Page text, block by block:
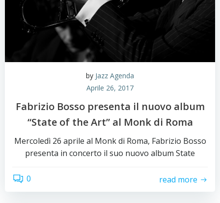
by Jazz Agenda
Aprile 26, 2017
Fabrizio Bosso presenta il nuovo album
“State of the Art” al Monk di Roma
Mercoledì 26 aprile al Monk di Roma, Fabrizio Bosso
presenta in concerto il suo nuovo album State
0 read more